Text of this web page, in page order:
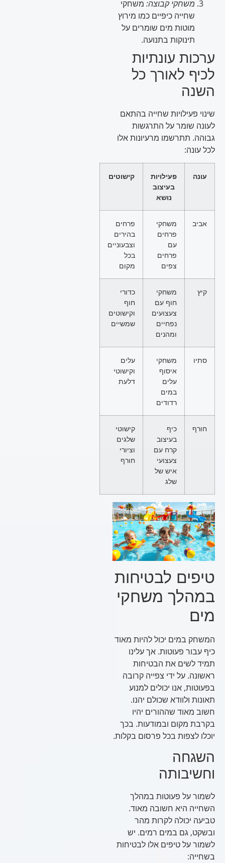
משחקי קבוצה:משחקי
שחייה כיפיים כמו מירוץ
מוטות מים שומרים על
תינוקות בתנועה.
ערכות עונתיות
לכיף לאורך כל
השנה
שינוי פעילויות שחייה בהתאם
לעונה שומר על התרגשות
גבוהה. תתרשמו מרעיונות אלו
לכל עונה:
עונה
פעילויות
בעיצוב
נושא
קישוטים
אביב
משחקי
פרחים
עם
פרחים
צפים
פרחים
בהירים
וצבעוניים
בכל
מקום
קיץ
משחקי
חוף עם
צעצועים
נפחיים
ומהנים
כדורי
חוף
וקישוטים
שמשיים
סתיו
משחקי
איסוף
עלים
במים
רדודים
עלים
וקישוטי
דלעת
חורף
כיף
בעיצוב
קרח עם
צעצועי
איש של
שלג
קישוטי
שלגים
וציורי
חורף
טיפים לבטיחות
במהלך משחקי
מים
המשחק במים יכול להיות מאוד
כיף עבור פעוטות. אך עלינו
תמיד לשים את הבטיחות
ראשונה. על ידי צפייה קרובה
בפעוטות, אנו יכולים למנוע
תאונות ולוודא שכולם יהנו.
חשוב מאוד שההורים יהיו
בקרבת מקום ובמודעות. בכך
יוכלו לצפות בכל פרסום בקלות.
השגחה
וחשיבותה
לשמור על פעוטות במהלך
השחייה היא חשובה מאוד.
טביעה יכולה לקרות מהר
ובשקט, גם במים רמים. יש
לשמור על טיפים אלו לבטיחות
בשחייה: